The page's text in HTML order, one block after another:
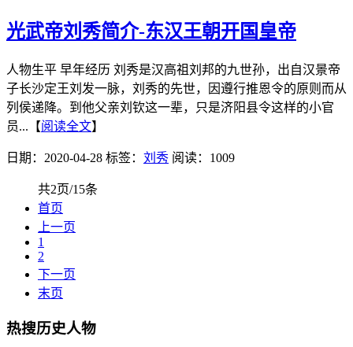
光武帝刘秀简介-东汉王朝开国皇帝
人物生平 早年经历 刘秀是汉高祖刘邦的九世孙，出自汉景帝
子长沙定王刘发一脉，刘秀的先世，因遵行推恩令的原则而从
列侯递降。到他父亲刘钦这一辈，只是济阳县令这样的小官
员...【阅读全文】
日期：2020-04-28 标签： 刘秀 阅读：1009
共2页/15条
首页
上一页
1
2
下一页
末页
热搜历史人物